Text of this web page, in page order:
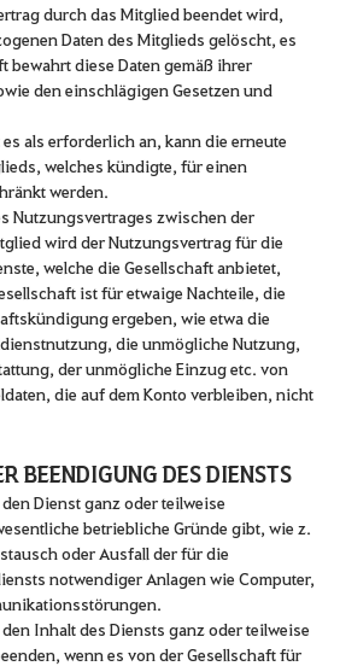
durch das Mitglied beendet wird,
Daten des Mitglieds gelöscht, es
bewahrt diese Daten gemäß ihrer
den einschlägigen Gesetzen und
als erforderlich an, kann die erneute
welches kündigte, für einen
werden.
Nutzungsvertrages zwischen der
wird der Nutzungsvertrag für die
welche die Gesellschaft anbietet,
ist für etwaige Nachteile, die
ergeben, wie etwa die
die unmögliche Nutzung,
der unmögliche Einzug etc. von
die auf dem Konto verbleiben, nicht
BEENDIGUNG DES DIENSTS
Dienst ganz oder teilweise
betriebliche Gründe gibt, wie z.
oder Ausfall der für die
notwendiger Anlagen wie Computer,
Inhalt des Diensts ganz oder teilweise
wenn es von der Gesellschaft für